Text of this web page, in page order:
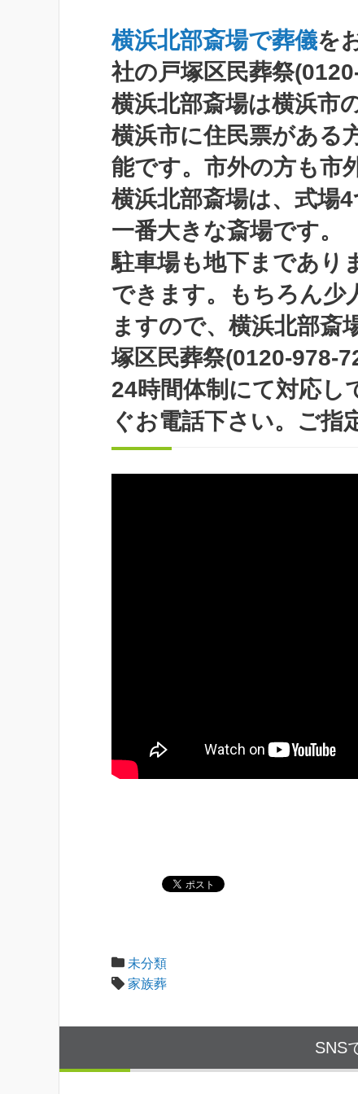
横浜北部斎場で葬儀を
社の戸塚区民葬祭
横浜北部斎場は横浜市
横浜市に住民票がある
能です。市外の方も市
横浜北部斎場は、式場
一番大きな斎場です。
駐車場も地下まであり
できます。もちろん少
ますので、横浜北部斎
塚区民葬祭(0120-978-
24時間体制にて対応し
ぐお電話下さい。ご指
未分類
家族葬
SNS